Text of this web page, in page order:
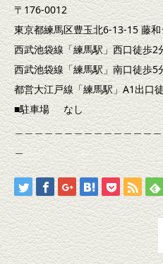
〒176-0012
東京都練馬区豊玉北6-13-15 藤
西武池袋線「練馬駅」西口徒歩2
西武池袋線「練馬駅」南口徒歩5
都営大江戸線「練馬駅」A1出口
■駐車場 なし
＿＿＿＿＿＿＿＿＿＿＿＿＿＿
＿